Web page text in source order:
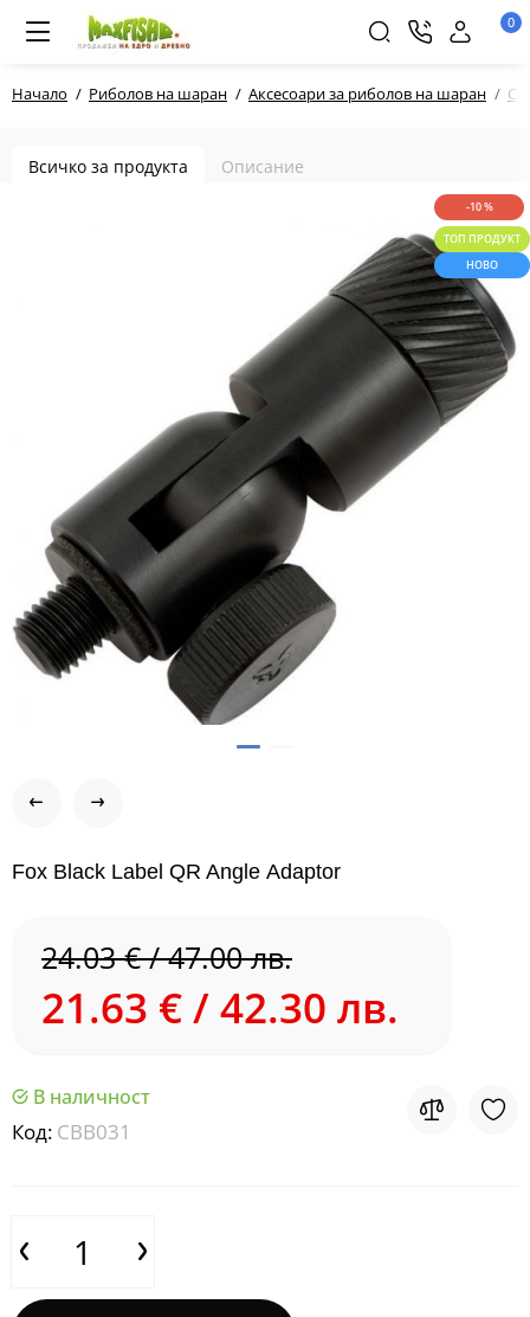
0
Начало Риболов на шаран Аксесоари за риболов на шаран
Всичко за продукта Описание
-10 %
ТОП ПРОДУКТ
НОВО
Fox Black Label QR Angle Аdaptor
24.03 € / 47.00 лв.
21.63 € / 42.30 лв.
В наличност
Код: CBB031